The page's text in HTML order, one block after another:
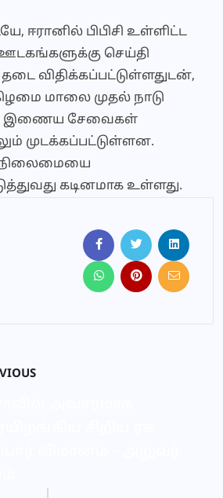
ஈரானில் பிபிசி உள்ளிட்ட
செய்தி
விதிக்கப்பட்டுள்ளதுடன்,
மாலை முதல் நாடு
இணைய சேவைகள்
முடக்கப்பட்டுள்ளன.
கடினமாக உள்ளது.